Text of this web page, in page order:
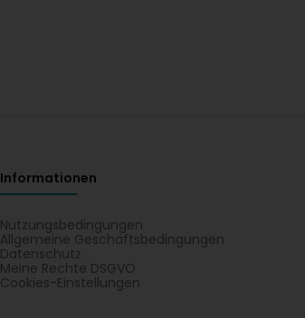
Informationen
Nutzungsbedingungen
Allgemeine Geschäftsbedingungen
Datenschutz
Meine Rechte DSGVO
Cookies-Einstellungen